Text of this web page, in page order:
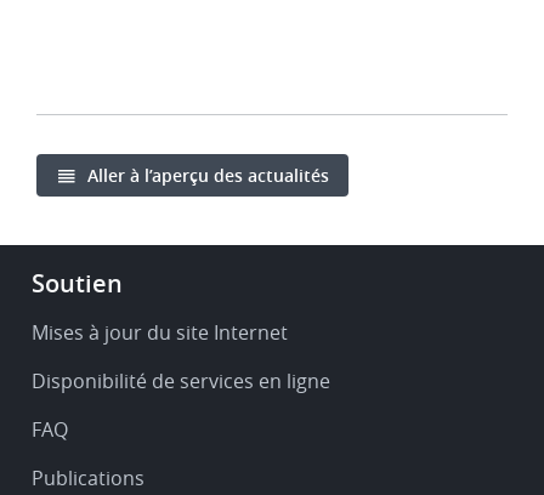
Aller à l’aperçu des actualités
Footer
Service
support
Soutien
Mises à jour du site Internet
Disponibilité de services en ligne
FAQ
Publications